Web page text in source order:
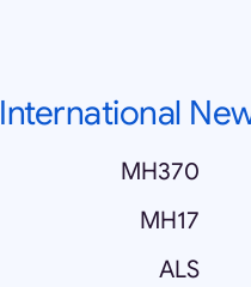
International
MH370
MH17
ALS